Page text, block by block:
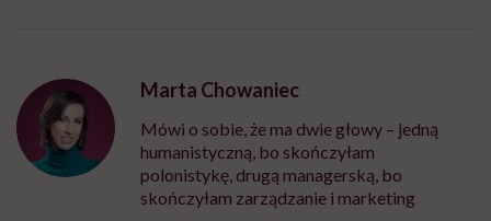
Marta Chowaniec
Mówi o sobie, że ma dwie głowy – jedną
humanistyczną, bo skończyłam
polonistykę, drugą managerską, bo
skończyłam zarządzanie i marketing